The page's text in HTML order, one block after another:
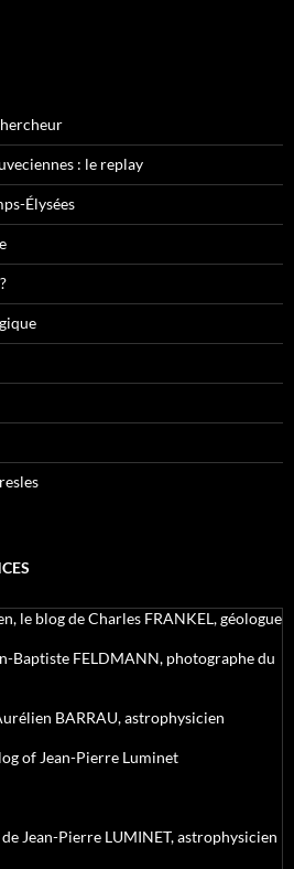
: le replay
Élysées
le blog de Charles FRANKEL, géologue
Baptiste FELDMANN, photographe du
BARRAU, astrophysicien
of Jean-Pierre Luminet
Jean-Pierre LUMINET, astrophysicien